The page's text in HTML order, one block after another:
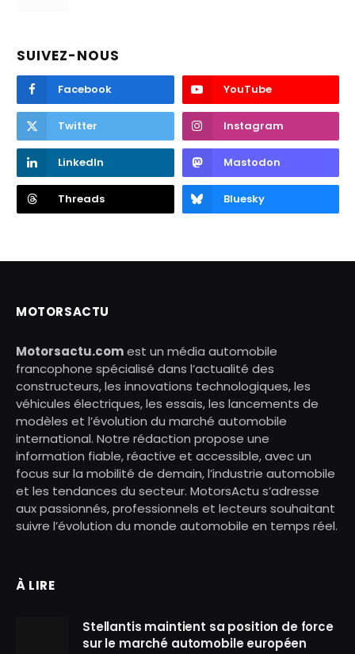
SUIVEZ-NOUS
Facebook YouTube
Twitter Instagram
LinkedIn Mastodon
Threads Bluesky
MOTORSACTU
Motorsactu.comest un média automobile
francophone spécialisé dans l’actualité des
constructeurs, les innovations technologiques, les
véhicules électriques, les essais, les lancements de
modèles et l’évolution du marché automobile
international. Notre rédaction propose une
information fiable, réactive et accessible, avec un
focus sur la mobilité de demain, l’industrie automobile
et les tendances du secteur. MotorsActu s’adresse
aux passionnés, professionnels et lecteurs souhaitant
suivre l’évolution du monde automobile en temps réel.
À LIRE
Stellantis maintient sa position de force
sur le marché automobile européen